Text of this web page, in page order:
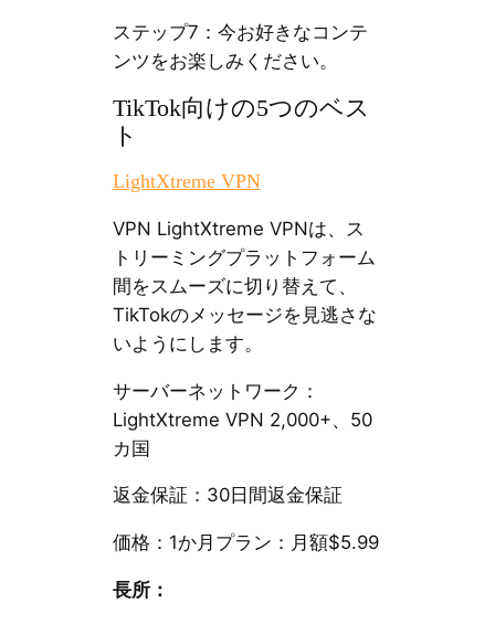
ステップ7：今お好きなコンテ
ンツをお楽しみください。
TikTok向けの5つのベス
ト
LightXtreme VPN
VPN LightXtreme VPNは、ス
トリーミングプラットフォーム
間をスムーズに切り替えて、
TikTokのメッセージを見逃さな
いようにします。
サーバーネットワーク：
LightXtreme VPN 2,000+、50
カ国
返金保証：30日間返金保証
価格：1か月プラン：月額$5.99
長所：